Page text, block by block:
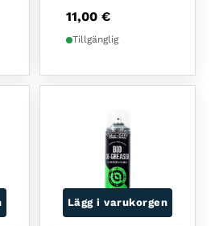
11,00 €
Tillgänglig
Lägg i varukorgen